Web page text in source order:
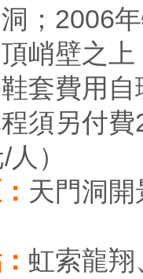
；2006
峭壁之
鞋套費用
程須另付
）
天門洞
虹索龍